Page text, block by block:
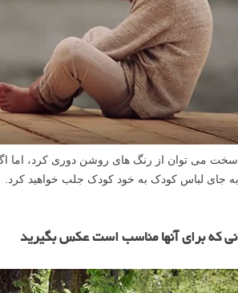
می توان از رنگ های روشن دوری کرد، اما اگر
به جای لباس کودک به خود کودک جلب خواهید کرد.
که برای آنها مناسب است عکس بگیرید